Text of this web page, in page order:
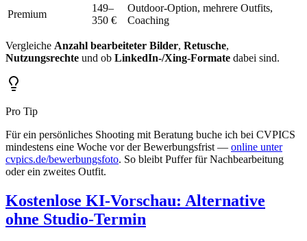
Premium
149–
350 €
Outdoor-Option, mehrere Outfits,
Coaching
Vergleiche Anzahl bearbeiteter Bilder, Retusche,
Nutzungsrechte und ob LinkedIn-/Xing-Formate dabei sind.
Pro Tip
Für ein persönliches Shooting mit Beratung buche ich bei CVPICS
mindestens eine Woche vor der Bewerbungsfrist — online unter
cvpics.de/bewerbungsfoto. So bleibt Puffer für Nachbearbeitung
oder ein zweites Outfit.
Kostenlose KI-Vorschau: Alternative
ohne Studio-Termin